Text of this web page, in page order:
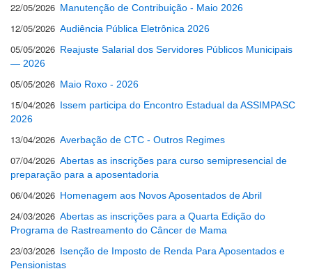
22/05/2026 Manutenção de Contribuição - Maio 2026
12/05/2026 Audiência Pública Eletrônica 2026
05/05/2026 Reajuste Salarial dos Servidores Públicos Municipais
— 2026
05/05/2026 Maio Roxo - 2026
15/04/2026 Issem participa do Encontro Estadual da ASSIMPASC
2026
13/04/2026 Averbação de CTC - Outros Regimes
07/04/2026 Abertas as inscrições para curso semipresencial de
preparação para a aposentadoria
06/04/2026 Homenagem aos Novos Aposentados de Abril
24/03/2026 Abertas as inscrições para a Quarta Edição do
Programa de Rastreamento do Câncer de Mama
23/03/2026 Isenção de Imposto de Renda Para Aposentados e
Pensionistas